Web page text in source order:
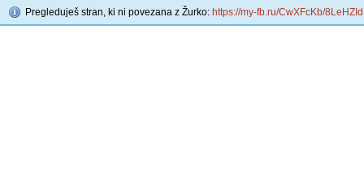
Pregleduješ stran, ki ni povezana z Žurko: https://my-fb.ru/CwXFcKb/